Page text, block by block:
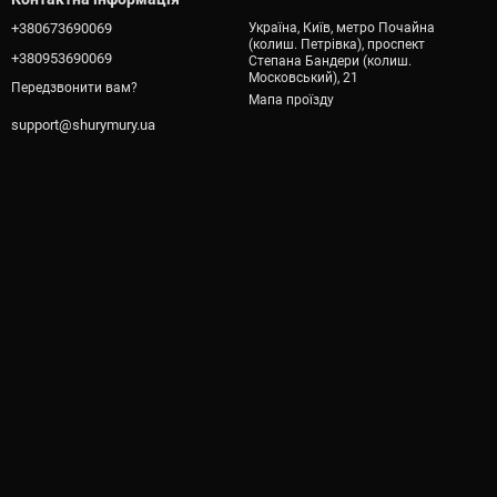
+380673690069
+380953690069
Передзвонити вам?
support@shurymury.ua
Україна, Київ, метро Почайна
(колиш. Петрівка), проспект
Степана Бандери (колиш.
Московський), 21
Мапа проїзду